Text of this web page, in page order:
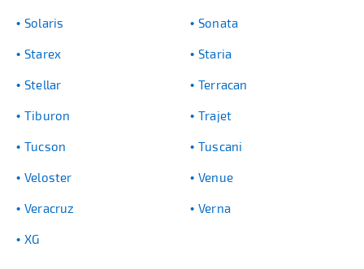
Solaris Sonata
Starex Staria
Stellar Terracan
Tiburon Trajet
Tucson Tuscani
Veloster Venue
Veracruz Verna
XG